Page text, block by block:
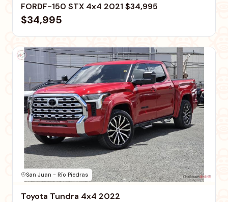
FORDF-150 STX 4x4 2021 $34,995
$34,995
San Juan - Río Piedras
Toyota Tundra 4x4 2022